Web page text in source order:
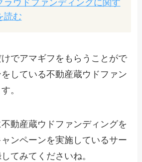
ラウドファンディングに関す
読む
でアマギフをもらうことがで
している不動産蔵ウドファン
。
動産蔵ウドファンディングを
ンペーンを実施しているサー
てみてくださいね。